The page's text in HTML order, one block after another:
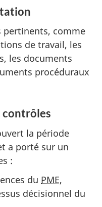
pertinents, comme
de travail, les
les documents
procéduraux
contrôles
la période
a porté sur un
:
du PME,
décisionnel du